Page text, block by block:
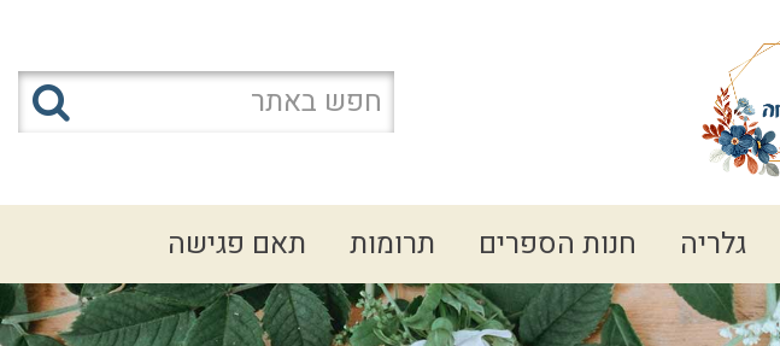
גלריה חנות הספרים תרומות תאם פגישה